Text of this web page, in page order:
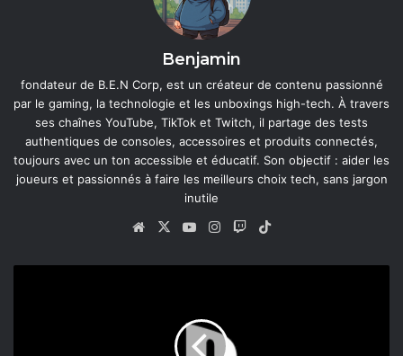
Benjamin
fondateur de B.E.N Corp, est un créateur de contenu passionné
par le gaming, la technologie et les unboxings high-tech. À travers
ses chaînes YouTube, TikTok et Twitch, il partage des tests
authentiques de consoles, accessoires et produits connectés,
toujours avec un ton accessible et éducatif. Son objectif : aider les
joueurs et passionnés à faire les meilleurs choix tech, sans jargon
inutile
Website
X YouTubeInstagram
Twitch